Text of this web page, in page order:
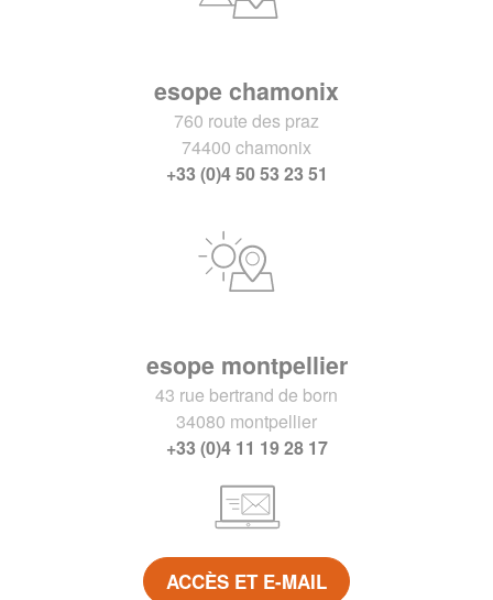
esope chamonix
760 route des praz
74400 chamonix
+33 (0)4 50 53 23 51
esope montpellier
43 rue bertrand de born
34080 montpellier
+33 (0)4 11 19 28 17
ACCÈS ET E-MAIL